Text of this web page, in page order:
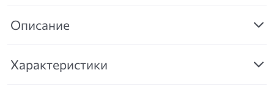
Описание
Характеристики